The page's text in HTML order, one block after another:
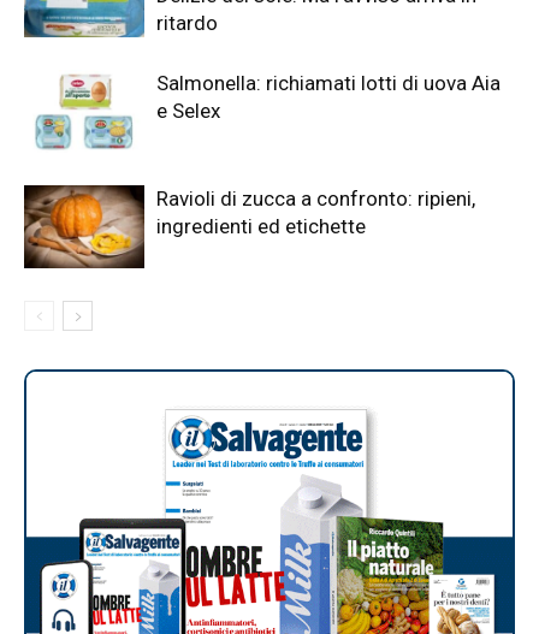
ritardo
Salmonella: richiamati lotti di uova Aia
e Selex
Ravioli di zucca a confronto: ripieni,
ingredienti ed etichette